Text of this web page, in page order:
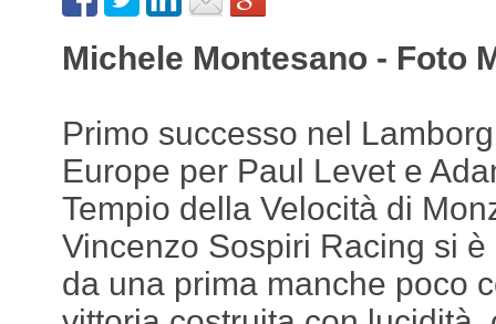
Michele Montesano - Foto
Primo successo nel
Europe per Paul Levet e
Tempio della Velocità di
Vincenzo Sospiri Racing si
da una prima manche poco